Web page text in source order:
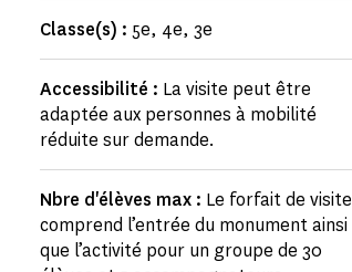
Classe(s) : 5e, 4e, 3e
Accessibilité : La visite peut être
adaptée aux personnes à mobilité
réduite sur demande.
Nbre d'élèves max : Le forfait de visite
comprend l’entrée du monument ainsi
que l’activité pour un groupe de 30